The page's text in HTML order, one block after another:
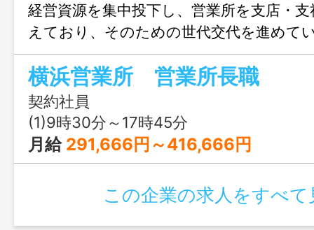
経営資源を集中投下し、営業所を支店・
えており、そのための世代交代を進めて
は、１．保育施設の提案営業（事業所保
所等）２．行政サポート事業（保育園・
館他の案件情報キャッチ、プロポ、プレ
迄）３．人材派遣事業（看護助手・介護助
代理店事業（ＡＩ除菌清掃ロボット、ボ
具・おもちゃ他）と多岐にわたる。マー
し、営業戦略を立て、新規開拓を実行し
く部門において、営業所長としてその
横浜営業所 営業所長職
契約社員
(1)9時30分～17時45分
月給 291,666円～416,666円
この企業の求人をすべて